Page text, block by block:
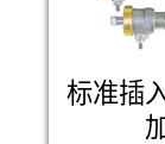
标
加长